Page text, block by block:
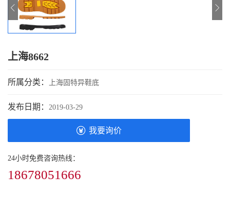
上海8662
所属分类： 上海固特异鞋底
发布日期： 2019-03-29
我要询价
24小时免费咨询热线：
18678051666